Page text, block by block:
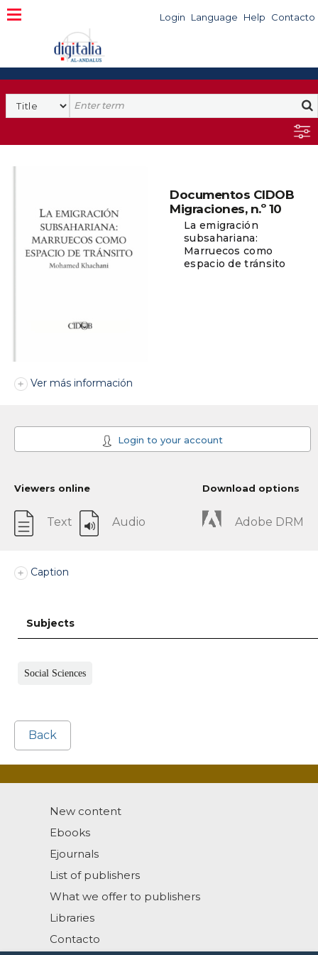
Login Language Help Contacto
Documentos CIDOB
Migraciones, n.º 10
La emigración
subsahariana:
Marruecos como
espacio de tránsito
Ver más información
Login to your account
Viewers online
Text Audio
Download options
Adobe DRM
Caption
Subjects
Social Sciences
Back
New content
Ebooks
Ejournals
List of publishers
What we offer to publishers
Libraries
Contacto